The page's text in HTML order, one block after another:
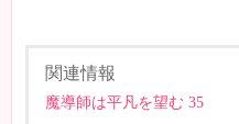
関連情報
魔導師は平凡を望む 35